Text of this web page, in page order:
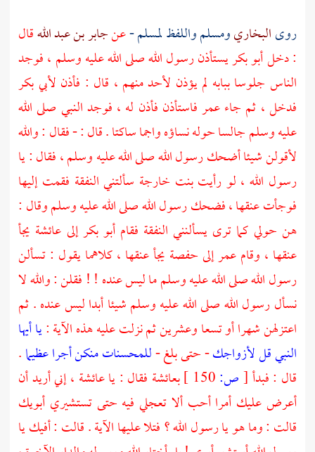
روىالبخاريومسلمواللفظلمسلم-عنجابر بن عبد اللهقال
: دخلأبو بكريستأذن رسول الله صلى الله عليه وسلم ، فوجد
الناس جلوسا ببابه لم يؤذن لأحد منهم ، قال : فأذن لأبي بكر
فدخل ، ثم جاءعمرفاستأذن فأذن له ، فوجد النبي صلى الله
عليه وسلم جالسا حوله نساؤه واجما ساكتا . قال : - فقال : والله
لأقولن شيئا أضحك رسول الله صلى الله عليه وسلم ، فقال : يا
رسول الله ، لو رأيت بنت خارجة سألتني النفقة فقمت إليها
فوجأت عنقها ، فضحك رسول الله صلى الله عليه وسلم وقال :
هن حولي كما ترى يسألنني النفقة فقامأبو بكرإلى عائشة يجأ
عنقها ، وقامعمرإلىحفصة يجأ عنقها ، كلاهما يقول : تسألن
رسول الله صلى الله عليه وسلم ما ليس عنده ! ! فقلن : والله لا
نسأل رسول الله صلى الله عليه وسلم شيئا أبدا ليس عنده . ثم
اعتزلهن شهرا أو تسعا وعشرين ثم نزلت عليه هذه الآية :يا أيها
النبي قل لأزواجك- حتى بلغ -للمحسنات منكن أجرا عظيما.
قال : فبدأ[ص: بعائشة فقال : ياعائشة ، إني أريد أن
أعرض عليك أمرا أحب ألا تعجلي فيه حتى تستشيري أبويك
قالت : وما هو يا رسول الله ؟ فتلا عليها الآية . قالت : أفيك يا